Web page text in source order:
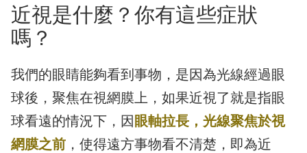
近視是什麼？你有這些症狀
嗎？
我們的眼睛能夠看到事物，是因為光線經過眼
球後，聚焦在視網膜上，如果近視了就是指眼
球看遠的情況下，因眼軸拉長，光線聚焦於視
網膜之前 ，使得遠方事物看不清楚，即為近